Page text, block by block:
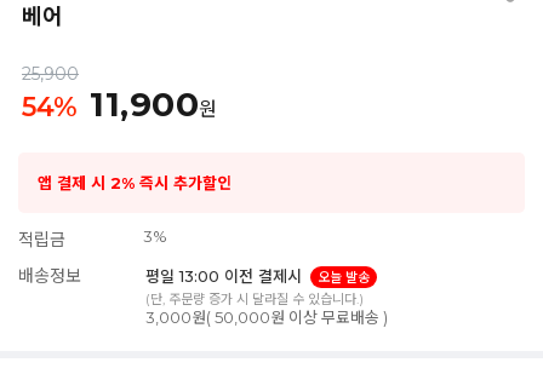
베어
25,900
54% 11,900원
앱 결제 시 2% 즉시 추가할인
적립금 3%
배송정보 평일 13:00 이전 결제시
오늘 발송
(단, 주문량 증가 시 달라질 수 있습니다.)
3,000원( 50,000원 이상 무료배송 )